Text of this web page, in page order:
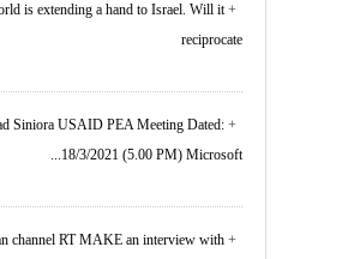
is extending a hand to Israel. Will it
reciprocate
Siniora USAID PEA Meeting Dated:
18/3/2021 (5.00 PM) Microsoft...
channel RT MAKE an interview with